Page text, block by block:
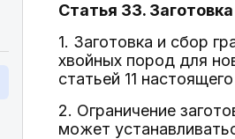
Статья 33.
1. Заготовка и сбор
хвойных пород для
статьей 11
2. Ограничение
может